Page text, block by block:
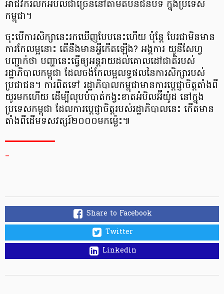
អាជីវករ​លក់​អំបិល​ជា​ច្រើន​នៅ​តាម​តំបន់​ជនបទ ក្នុង​ប្រទេស​
កម្ពុជា។
ចុះ​បើ​ការ​សិក្សា​នេះ​រក​ឃើញ​បែប​នេះ​ហើយ ប៉ុន្តែ បែរ​ជា​មិន​មាន​
ការ​កែ​លម្អ​នោះ តើ​នឹង​មាន​អ្វី​កើត​ឡើង? អង្គការ យូនីសែហ្វ
បញ្ជាក់​ថា បញ្ហា​នេះ​ធ្វើ​ឲ្យ​អន្តរាយ​ដល់​គោលដៅ​ជាតិ​របស់​
រដ្ឋាភិបាល​កម្ពុជា ដែល​ចង់​កែ​លម្អ​លទ្ធផល​នៃ​ការ​សិក្សា​របស់​
ប្រជាជន។ ការ​ពិត​ទៅ រដ្ឋាភិបាល​កម្ពុជា​មាន​ការ​ប្ដេជ្ញា​ចិត្ត​តាំង​ពី​
យូរ​មក​ហើយ ដើម្បី​លុប​បំបាត់​កង្វះ​ខាត​អំបិល​អ៊ីយ៉ូដ នៅ​ក្នុង​
ប្រទេស​កម្ពុជា ដែល​ការ​​ប្ដេជ្ញា​​ចិត្ត​​របស់​​រដ្ឋាភិបាល​នេះ កើត​មាន​
តាំង​ពី​ដើម​ទសវត្ស​រ៍​២០០០​មក​ម៉្លេះ៕
_
Share to Facebook
Twitter
Linkedin